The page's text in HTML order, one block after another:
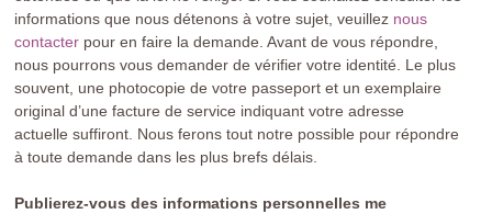
informations que nous détenons à votre sujet, veuillez nous
contacter pour en faire la demande. Avant de vous répondre,
nous pourrons vous demander de vérifier votre identité. Le plus
souvent, une photocopie de votre passeport et un exemplaire
original d’une facture de service indiquant votre adresse
actuelle suffiront. Nous ferons tout notre possible pour répondre
à toute demande dans les plus brefs délais.
Publierez-vous des informations personnelles me